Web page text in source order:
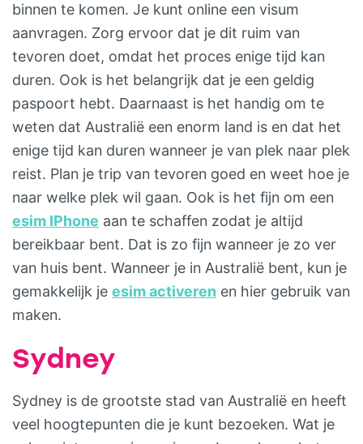
binnen te komen. Je kunt online een visum
aanvragen. Zorg ervoor dat je dit ruim van
tevoren doet, omdat het proces enige tijd kan
duren. Ook is het belangrijk dat je een geldig
paspoort hebt. Daarnaast is het handig om te
weten dat Australië een enorm land is en dat het
enige tijd kan duren wanneer je van plek naar plek
reist. Plan je trip van tevoren goed en weet hoe je
naar welke plek wil gaan. Ook is het fijn om een
esim IPhone aan te schaffen zodat je altijd
bereikbaar bent. Dat is zo fijn wanneer je zo ver
van huis bent. Wanneer je in Australië bent, kun je
gemakkelijk je esim activeren en hier gebruik van
maken.
Sydney
Sydney is de grootste stad van Australië en heeft
veel hoogtepunten die je kunt bezoeken. Wat je